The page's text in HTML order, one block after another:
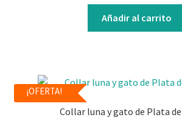
Añadir al carrito
¡OFERTA!
Collar luna y gato de Plata de